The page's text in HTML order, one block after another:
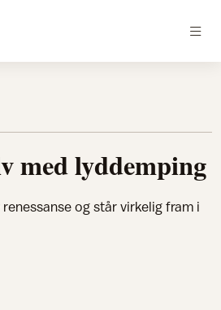
med lyddemping
og står virkelig fram i